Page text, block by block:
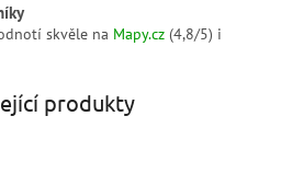
skvěle na Mapy.cz (4,8/5) i
produkty